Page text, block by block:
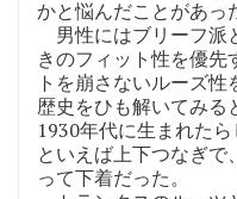
かと悩んだことがあっ
男性にはブリーフ派
きのフィット性を優先
トを崩さないルーズ性
歴史をひも解いてみる
1930年代に生まれた
といえば上下つなぎ
って下着だった。